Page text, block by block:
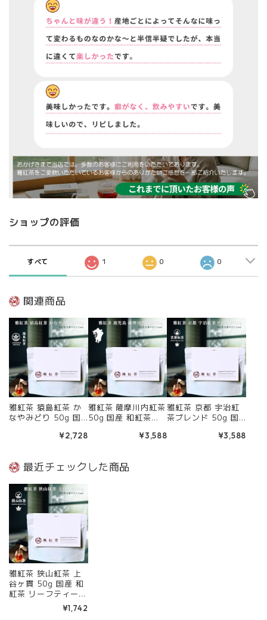
ショップの評価
すべて 1 0 0
関連商品
雅紅茶 猿島紅茶 か
なやみどり 50g 国
ティー ミルクティー
| お茶 日本茶 紅茶
料無料 丁寧なくらし
【定番】【Core】
¥2,728
雅紅茶 薩摩川内紅茶
50g 国産 和紅茶
ティー向き 茶園ごと
紅茶 和紅茶 茶の支
ore】
¥3,588
雅紅茶 京都 宇治紅
茶ブレンド 50g 国
ティー ミルクティー
¥3,588
最近チェックした商品
雅紅茶 狭山紅茶 上
谷ヶ貫 50g 国産 和
紅茶 リーフティー
ミルクティー向き 茶
園ごとの個性を味わ
¥1,742